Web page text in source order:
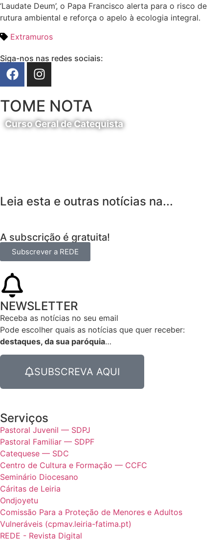
‘Laudate Deum’, o Papa Francisco alerta para o risco de
rutura ambiental e reforça o apelo à ecologia integral.
Extramuros
Siga-nos nas redes sociais:
TOME NOTA
Curso Geral de Catequista
Leia esta e outras notícias na...
A subscrição é gratuita!
Subscrever a REDE
NEWSLETTER
Receba as notícias no seu email​
Pode escolher quais as notícias que quer receber:
destaques, da sua paróquia…
SUBSCREVA AQUI
Serviços
Pastoral Juvenil — SDPJ
Pastoral Familiar — SDPF
Catequese — SDC
Centro de Cultura e Formação — CCFC
Seminário Diocesano
Cáritas de Leiria
Ondjoyetu
Comissão Para a Proteção de Menores e Adultos
Vulneráveis (cpmav.leiria-fatima.pt)
REDE - Revista Digital